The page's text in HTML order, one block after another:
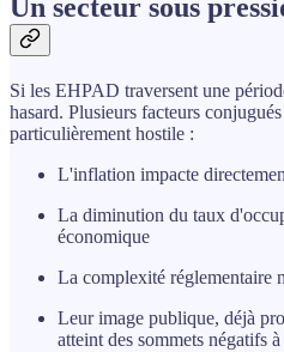
Un secteur sous
Si les EHPAD traversent une
hasard. Plusieurs facteurs
particulièrement hostile :
L'inflation impacte
La diminution du taux
économique
La complexité réglementaire
Leur image publique, déjà
atteint des sommets négatifs